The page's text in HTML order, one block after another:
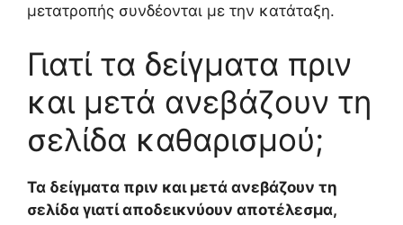
μετατροπής συνδέονται με την κατάταξη.
Γιατί τα δείγματα πριν
και μετά ανεβάζουν τη
σελίδα καθαρισμού;
Τα δείγματα πριν και μετά ανεβάζουν τη
σελίδα γιατί αποδεικνύουν αποτέλεσμα,